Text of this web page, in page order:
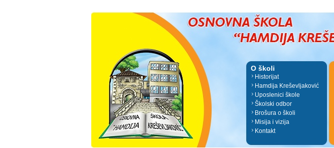
O školi
Historijat
Hamdija Kreševljaković
Uposlenici škole
Školski odbor
Brošura o školi
Misija i vizija
Kontakt